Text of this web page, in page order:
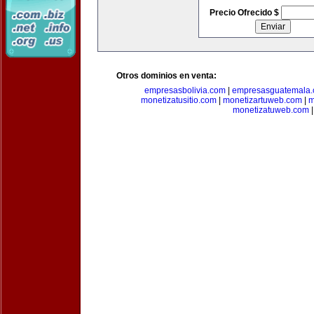
Precio Ofrecido $
Otros dominios en venta:
empresasbolivia.com
monetizatusitio.com
monetizartuweb.com
monetizatuweb.com|